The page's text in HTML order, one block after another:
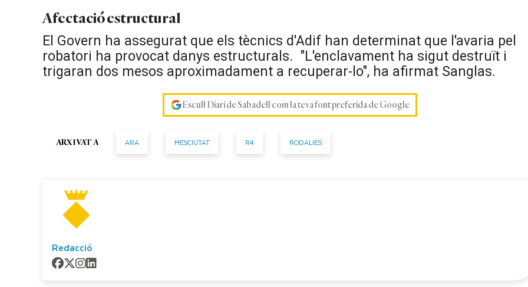
Afectació estructural
El Govern ha assegurat que els tècnics d'Adif han determinat que l'avaria pel
robatori ha provocat danys estructurals. "L'enclavament ha sigut destruït i
trigaran dos mesos aproximadament a recuperar-lo", ha afirmat Sanglas.
Escull Diari de Sabadell com la teva font preferida de Google
ARXIVAT A ARA MESCIUTAT R4 RODALIES
Redacció